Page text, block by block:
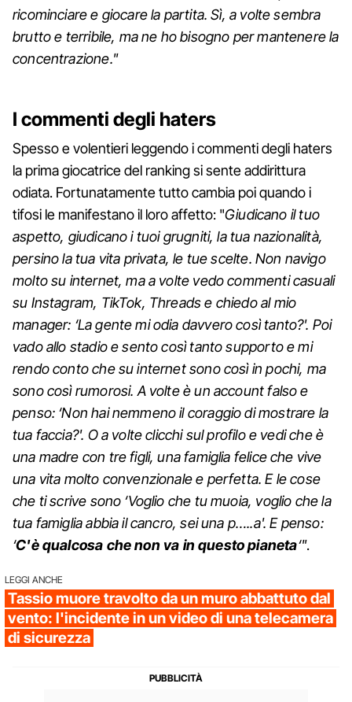
ricominciare e giocare la partita. Sì, a volte sembra
brutto e terribile, ma ne ho bisogno per mantenere la
concentrazione."
I commenti degli haters
Spesso e volentieri leggendo i commenti degli haters
la prima giocatrice del ranking si sente addirittura
odiata. Fortunatamente tutto cambia poi quando i
tifosi le manifestano il loro affetto: "Giudicano il tuo
aspetto, giudicano i tuoi grugniti, la tua nazionalità,
persino la tua vita privata, le tue scelte. Non navigo
molto su internet, ma a volte vedo commenti casuali
su Instagram, TikTok, Threads e chiedo al mio
manager: ‘La gente mi odia davvero così tanto?'. Poi
vado allo stadio e sento così tanto supporto e mi
rendo conto che su internet sono così in pochi, ma
sono così rumorosi. A volte è un account falso e
penso: ‘Non hai nemmeno il coraggio di mostrare la
tua faccia?'. O a volte clicchi sul profilo e vedi che è
una madre con tre figli, una famiglia felice che vive
una vita molto convenzionale e perfetta. E le cose
che ti scrive sono ‘Voglio che tu muoia, voglio che la
tua famiglia abbia il cancro, sei una p…..a'. E penso:
‘C'è qualcosa che non va in questo pianeta‘".
LEGGI ANCHE
Tassio muore travolto da un muro abbattuto dal
vento: l'incidente in un video di una telecamera
di sicurezza